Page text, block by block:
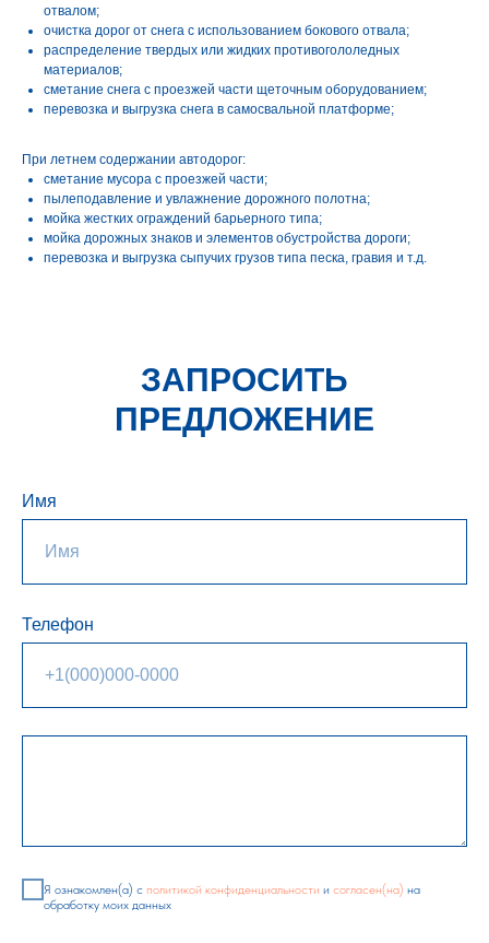
отвалом;
очистка дорог от снега с использованием бокового отвала;
распределение твердых или жидких противогололедных
материалов;
сметание снега с проезжей части щеточным оборудованием;
перевозка и выгрузка снега в самосвальной платформе;
При летнем содержании автодорог:
сметание мусора с проезжей части;
пылеподавление и увлажнение дорожного полотна;
мойка жестких ограждений барьерного типа;
мойка дорожных знаков и элементов обустройства дороги;
перевозка и выгрузка сыпучих грузов типа песка, гравия и т.д.
ЗАПРОСИТЬ
ПРЕДЛОЖЕНИЕ
Имя
Телефон
Я ознакомлен(а) с политикой конфиденциальности и согласен(на) на
обработку моих данных